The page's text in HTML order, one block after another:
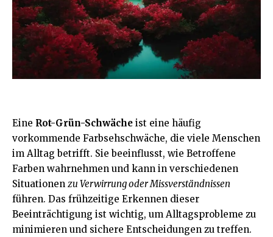
Eine Rot-Grün-Schwäche ist eine häufig
vorkommende Farbsehschwäche, die viele Menschen
im Alltag betrifft. Sie beeinflusst, wie Betroffene
Farben wahrnehmen und kann in verschiedenen
Situationen zu Verwirrung oder Missverständnissen
führen. Das frühzeitige Erkennen dieser
Beeinträchtigung ist wichtig, um Alltagsprobleme zu
minimieren und sichere Entscheidungen zu treffen.